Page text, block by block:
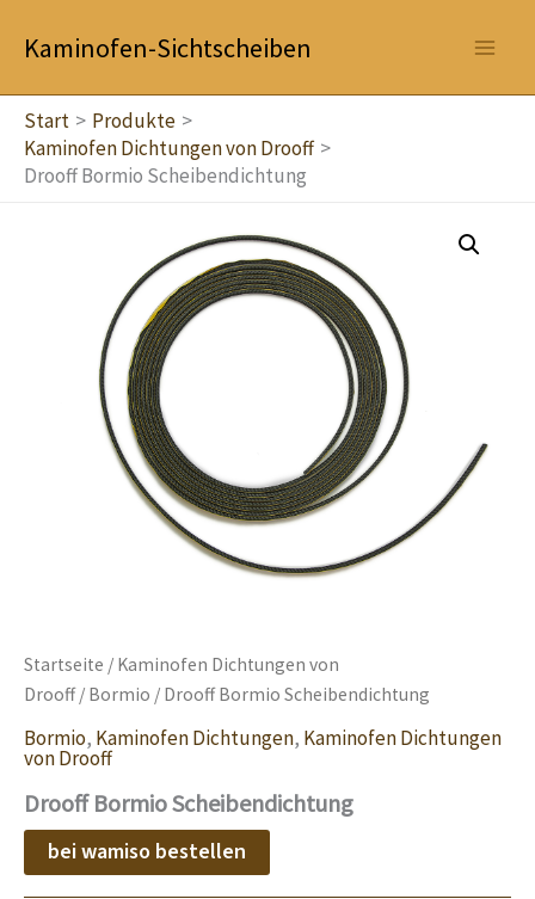
InhaltKaminofen-Sichtscheiben
Start
Produkte
Kaminofen Dichtungen von Drooff
Drooff Bormio Scheibendichtung
Startseite / Kaminofen Dichtungen von
Drooff/ Bormio / Drooff Bormio Scheibendichtung
Bormio, Kaminofen Dichtungen, Kaminofen Dichtungen
von Drooff
Drooff Bormio Scheibendichtung
bei wamiso bestellen